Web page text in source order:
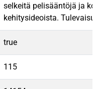
selkeitä pelisääntöjä ja
kehitysideoista.
true
115